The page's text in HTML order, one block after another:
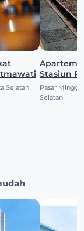
Selatan
Stasiun
Pasar
Selatan